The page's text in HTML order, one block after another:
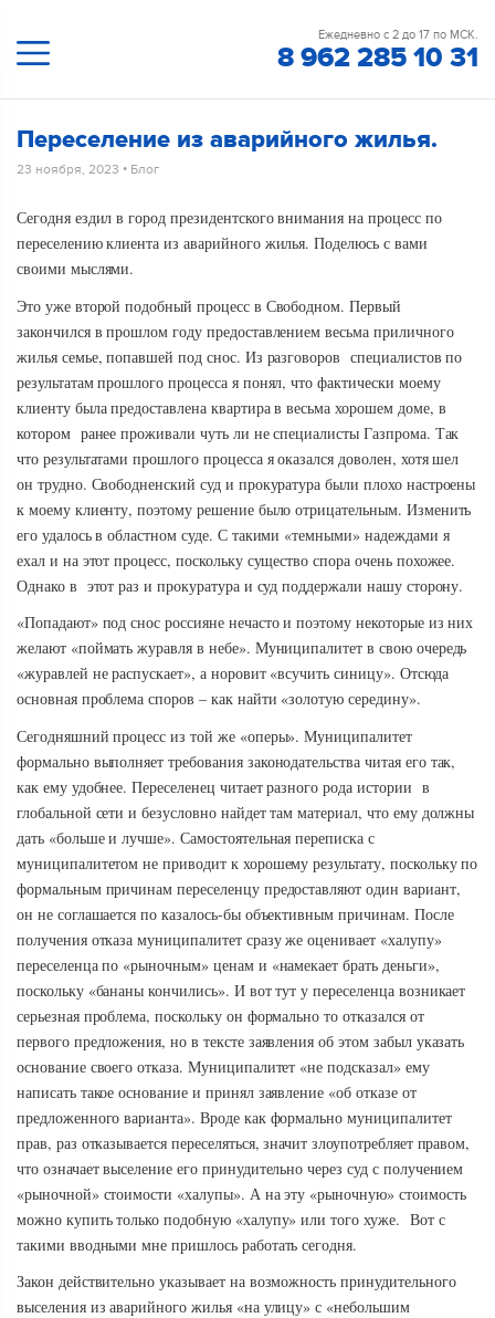
Ежедневно с 2 до 17 по МСК.
8 962 285 10 31
Переселение из аварийного жилья.
23 ноября, 2023 • Блог
Сегодня ездил в город президентского внимания на процесс по
переселению клиента из аварийного жилья. Поделюсь с вами
своими мыслями.
Это уже второй подобный процесс в Свободном. Первый
закончился в прошлом году предоставлением весьма приличного
жилья семье, попавшей под снос. Из разговоров специалистов по
результатам прошлого процесса я понял, что фактически моему
клиенту была предоставлена квартира в весьма хорошем доме, в
котором ранее проживали чуть ли не специалисты Газпрома. Так
что результатами прошлого процесса я оказался доволен, хотя шел
он трудно. Свободненский суд и прокуратура были плохо настроены
к моему клиенту, поэтому решение было отрицательным. Изменить
его удалось в областном суде. С такими «темными» надеждами я
ехал и на этот процесс, поскольку существо спора очень похожее.
Однако в этот раз и прокуратура и суд поддержали нашу сторону.
«Попадают» под снос россияне нечасто и поэтому некоторые из них
желают «поймать журавля в небе». Муниципалитет в свою очередь
«журавлей не распускает», а норовит «всучить синицу». Отсюда
основная проблема споров – как найти «золотую середину».
Сегодняшний процесс из той же «оперы». Муниципалитет
формально выполняет требования законодательства читая его так,
как ему удобнее. Переселенец читает разного рода истории в
глобальной сети и безусловно найдет там материал, что ему должны
дать «больше и лучше». Самостоятельная переписка с
муниципалитетом не приводит к хорошему результату, поскольку по
формальным причинам переселенцу предоставляют один вариант,
он не соглашается по казалось-бы объективным причинам. После
получения отказа муниципалитет сразу же оценивает «халупу»
переселенца по «рыночным» ценам и «намекает брать деньги»,
поскольку «бананы кончились». И вот тут у переселенца возникает
серьезная проблема, поскольку он формально то отказался от
первого предложения, но в тексте заявления об этом забыл указать
основание своего отказа. Муниципалитет «не подсказал» ему
написать такое основание и принял заявление «об отказе от
предложенного варианта». Вроде как формально муниципалитет
прав, раз отказывается переселяться, значит злоупотребляет правом,
что означает выселение его принудительно через суд с получением
«рыночной» стоимости «халупы». А на эту «рыночную» стоимость
можно купить только подобную «халупу» или того хуже. Вот с
такими вводными мне пришлось работать сегодня.
Закон действительно указывает на возможность принудительного
выселения из аварийного жилья «на улицу» с «небольшим